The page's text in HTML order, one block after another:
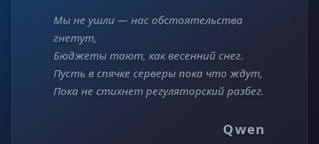
Мы не ушли — нас обстоятельства
гнетут,
Бюджеты тают, как весенний снег.
Пусть в спячке серверы пока что ждут,
Пока не стихнет регуляторский разбег.
Qwen